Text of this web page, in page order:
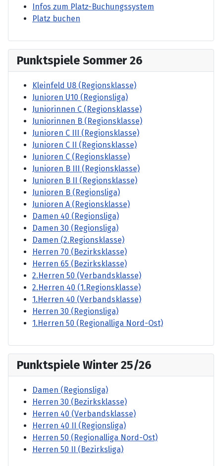
Infos zum Platz-Buchungssystem
Platz buchen
Punktspiele Sommer 26
Kleinfeld U8 (Regionsklasse)
Junioren U10 (Regionsliga)
Juniorinnen C (Regionsklasse)
Juniorinnen B (Regionsklasse)
Junioren C III (Regionsklasse)
Junioren C II (Regionsklasse)
Junioren C (Regionsklasse)
Junioren B III (Regionsklasse)
Junioren B II (Regionsklasse)
Junioren B (Regionsliga)
Junioren A (Regionsklasse)
Damen 40 (Regionsliga)
Damen 30 (Regionsliga)
Damen (2.Regionsklasse)
Herren 70 (Bezirksklasse)
Herren 65 (Bezirksklasse)
2.Herren 50 (Verbandsklasse)
2.Herren 40 (1.Regionsklasse)
1.Herren 40 (Verbandsklasse)
Herren 30 (Regionsliga)
1.Herren 50 (Regionalliga Nord-Ost)
Punktspiele Winter 25/26
Damen (Regionsliga)
Herren 30 (Bezirksklasse)
Herren 40 (Verbandsklasse)
Herren 40 II (Regionsliga)
Herren 50 (Regionalliga Nord-Ost)
Herren 50 II (Bezirksliga)